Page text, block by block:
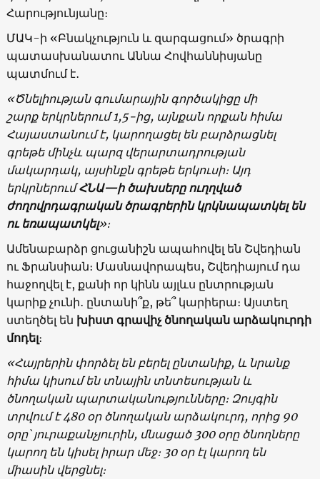
Հարությունյանը։
ՄԱԿ-ի «Բնակչություն և զարգացում» ծրագրի
պատասխանատու Աննա Հովհաննիսյանը
պատմում է․
«Ծնելիության գումարային գործակիցը մի
շարք երկրներում1,5-ից, այնքան որքան հիմա
Հայաստանում է, կարողացել են բարձրացնել
գրեթե մինչև պարզ վերարտադրության
մակարդակ, այսինքն գրեթե երկուսի։ Այդ
երկրներում ՀՆԱ—ի ծախսերը ուղղված
ժողովրդագրական ծրագրերին կրկնապատկել են
ու եռապատկել»։
Ամենաբարձր ցուցանիշն ապահովել են Շվեդիան
ու Ֆրանսիան։ Մասնավորապես, Շվեդիայում դա
հաջողվել է, քանի որ կինն այլևս ընտրության
կարիք չունի․ ընտանի՞ք, թե՞ կարիերա։ Այստեղ
ստեղծել են խիստ գրավիչ ծնողական արձակուրդի
մոդել։
«Հայրերին փորձել են բերել ընտանիք, և նրանք
հիմա կիսում են տնային տնտեսությանև
ծնողական պարտականությունները։ Զույգին
տրվում է480 օր ծնողական արձակուրդ, որից 90
օրը՝ յուրաքանչյուրին, մնացած 300 օրը ծնողները
կարող են կիսել իրար մեջ։ 30 օր էլ կարող են
միասին վերցնել։